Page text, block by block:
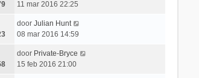
11 mar 2016 22:25
door Julian Hunt
08 mar 2016 14:59
door Private-Bryce
15 feb 2016 21:00